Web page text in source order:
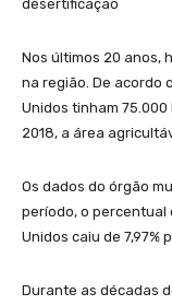
desertificação
Nos últimos 20 anos,
na região. De acordo
Unidos tinham
2018, a área
Os dados do órgão
período, o percentual
Unidos caiu de 7,97%
Durante as décadas